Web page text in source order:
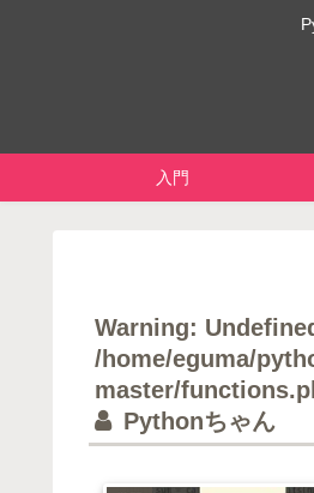
入門
Warning:
/home/eguma/
master/
Pythonちゃん